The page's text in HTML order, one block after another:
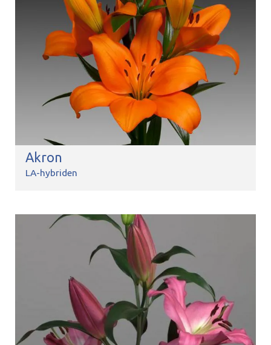
Akron
LA-hybriden